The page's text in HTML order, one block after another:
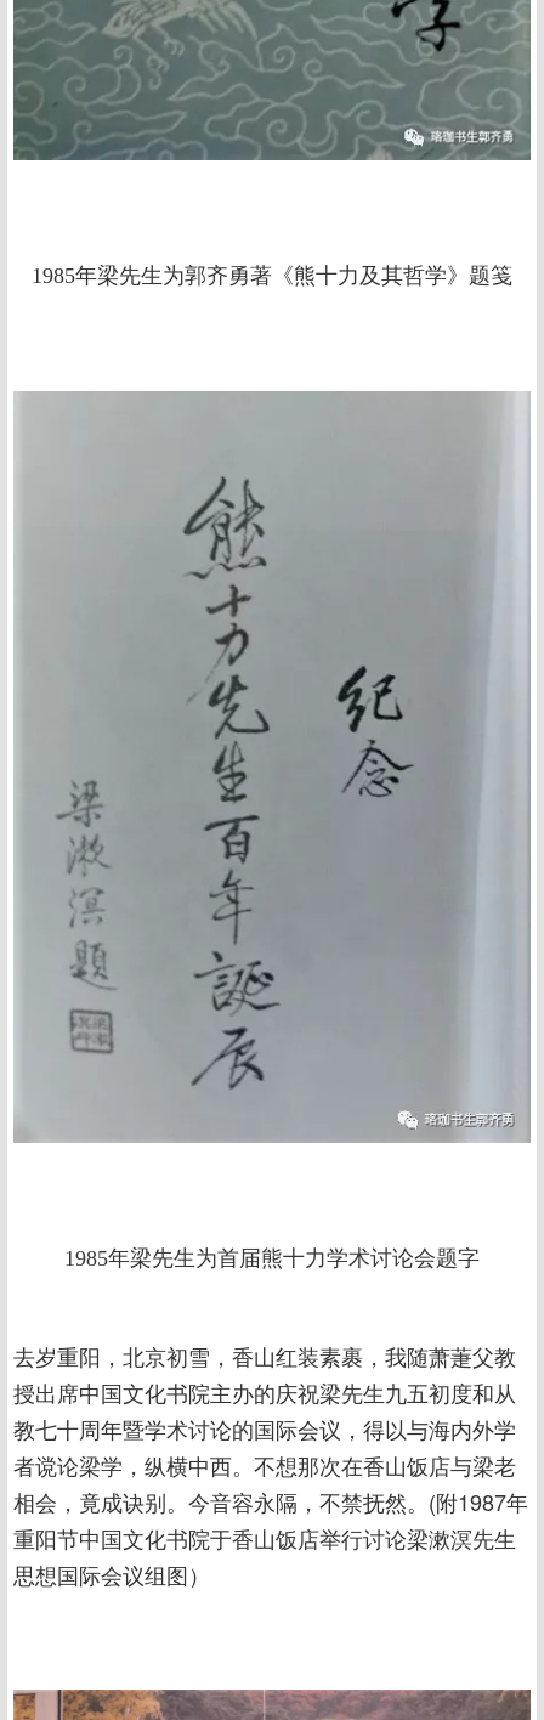
1985年梁先生为郭齐勇著《熊十力及其哲学》题笺
1985年梁先生为首届熊十力学术讨论会题字
去岁重阳，北京初雪，香山红装素裹，我随萧萐父教
授出席中国文化书院主办的庆祝梁先生九五初度和从
教七十周年暨学术讨论的国际会议，得以与海内外学
者谠论梁学，纵横中西。不想那次在香山饭店与梁老
相会，竟成诀别。今音容永隔，不禁抚然。(附1987年
重阳节中国文化书院于香山饭店举行讨论梁漱溟先生
思想国际会议组图）